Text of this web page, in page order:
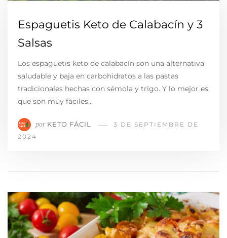
Espaguetis Keto de Calabacín y 3
Salsas
Los espaguetis keto de calabacín son una alternativa
saludable y baja en carbohidratos a las pastas
tradicionales hechas con sémola y trigo. Y lo mejor es
que son muy fáciles…
por KETO FÁCIL
3 DE SEPTIEMBRE DE
2024